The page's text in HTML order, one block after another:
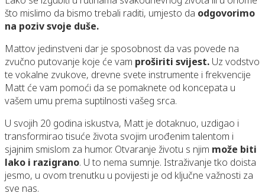
što mislimo da bismo trebali raditi, umjesto da odgovorimo
na poziv svoje duše.
Mattov jedinstveni dar je sposobnost da vas povede na
zvučno putovanje koje će vam proširiti svijest. Uz vodstvo
te vokalne zvukove, drevne svete instrumente i frekvencije
Matt će vam pomoći da se pomaknete od koncepata u
vašem umu prema suptilnosti vašeg srca.
U svojih 20 godina iskustva, Matt je dotaknuo, uzdigao i
transformirao tisuće života svojim urođenim talentom i
sjajnim smislom za humor. Otvaranje životu s njim može biti
lako i razigrano. U to nema sumnje. Istraživanje tko doista
jesmo, u ovom trenutku u povijesti je od ključne važnosti za
sve nas.